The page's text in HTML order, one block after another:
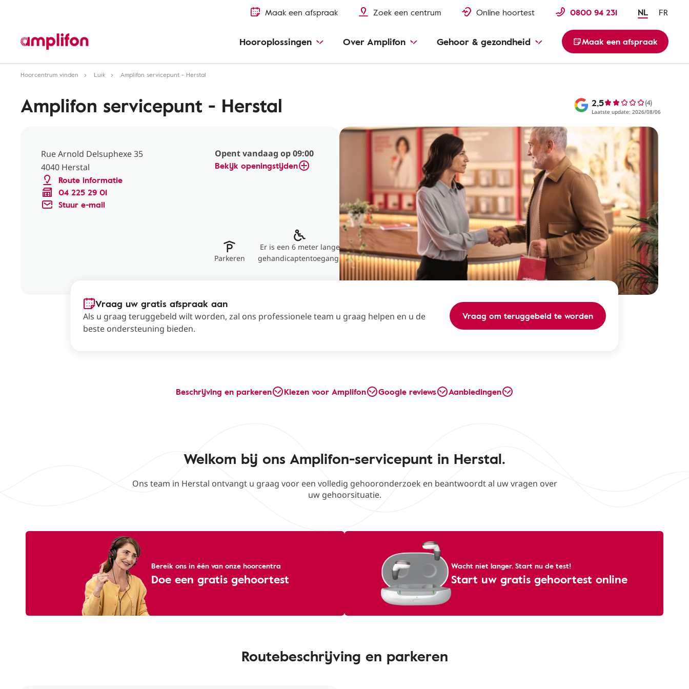
Maak een afspraak Zoek een centrum Online hoortest 0800 94 231 NL FR
Hooroplossingen Over Amplifon Gehoor & gezondheid Maak een afspraak
Hoorcentrum vinden Luik Amplifon servicepunt - Herstal
Amplifon servicepunt - Herstal 2,5 (4)
Laatste update: 2026/08/06
Rue Arnold Delsuphexe 35
4040 Herstal
Route informatie
04 225 29 01
Stuur e-mail
Opent vandaag op 09:00
Bekijk openingstijden
Parkeren
Er is een 6 meter lange
gehandicaptentoegangs
Vraag uw gratis afspraak aan
Als u graag teruggebeld wilt worden, zal ons professionele team u graag helpen en u de
beste ondersteuning bieden.
Vraag om teruggebeld te worden
Beschrijving en parkeren Kiezen voor Amplifon Google reviews Aanbiedingen
Welkom bij ons Amplifon-servicepunt in Herstal.
Ons team in Herstal ontvangt u graag voor een volledig gehooronderzoek en beantwoordt al uw vragen over
uw gehoorsituatie.
Bereik ons ​​in één van onze hoorcentra
Doe een gratis gehoortest
Wacht niet langer. Start nu de test!
Start uw gratis gehoortest online
Routebeschrijving en parkeren